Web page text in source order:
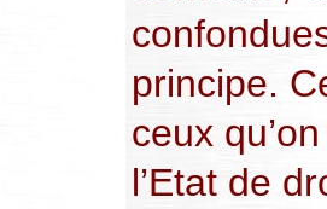
principe.
ceux
l’Etat de